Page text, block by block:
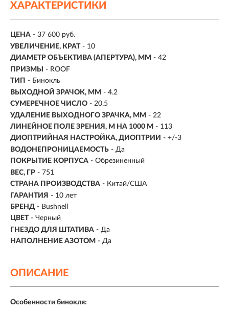
ХАРАКТЕРИСТИКИ
ЦЕНА - 37 600 руб.
УВЕЛИЧЕНИЕ, КРАТ - 10
ДИАМЕТР ОБЪЕКТИВА (АПЕРТУРА), ММ - 42
ПРИЗМЫ
- ROOF
ТИП - Бинокль
ВЫХОДНОЙ ЗРАЧОК, ММ - 4.2
СУМЕРЕЧНОЕ ЧИСЛО - 20.5
УДАЛЕНИЕ ВЫХОДНОГО ЗРАЧКА, ММ - 22
ЛИНЕЙНОЕ ПОЛЕ ЗРЕНИЯ, М НА 1000 М - 113
ДИОПТРИЙНАЯ НАСТРОЙКА, ДИОПТРИИ - +/-3
ВОДОНЕПРОНИЦАЕМОСТЬ - Да
ПОКРЫТИЕ КОРПУСА - Обрезиненный
ВЕС, ГР - 751
СТРАНА ПРОИЗВОДСТВА - Китай/США
ГАРАНТИЯ - 10 лет
БРЕНД - Bushnell
ЦВЕТ - Черный
ГНЕЗДО ДЛЯ ШТАТИВА - Да
НАПОЛНЕНИЕ АЗОТОМ - Да
ОПИСАНИЕ
Особенности бинокля: